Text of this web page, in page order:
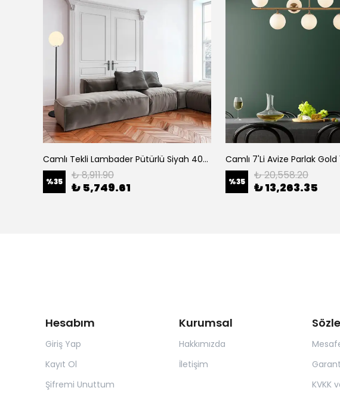
Camlı Tekli Lambader Pütürlü Siyah 4076
%35 ₺ 8,911.90
₺ 5,749.61
Camlı 7'Li Avize Parlak Gold
%35 ₺ 20,558.20
₺ 13,263.35
Hesabım
Giriş Yap
Kayıt Ol
Şifremi Unuttum
Kurumsal
Hakkımızda
İletişim
KVKK